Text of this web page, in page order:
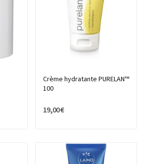
Crème hydratante PURELAN™
100
19,00 €